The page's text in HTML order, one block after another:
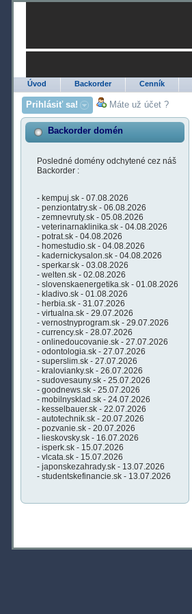
Úvod Backorder Cenník
Prihlásiť sa! Máte už účet ?
Backorder domén
Posledné domény odchytené cez náš
Backorder :
- kempuj.sk - 07.08.2026
- penziontatry.sk - 06.08.2026
- zemnevruty.sk - 05.08.2026
- veterinarnaklinika.sk - 04.08.2026
- potrat.sk - 04.08.2026
- homestudio.sk - 04.08.2026
- kadernickysalon.sk - 04.08.2026
- sperkar.sk - 03.08.2026
- welten.sk - 02.08.2026
- slovenskaenergetika.sk - 01.08.2026
- kladivo.sk - 01.08.2026
- herbia.sk - 31.07.2026
- virtualna.sk - 29.07.2026
- vernostnyprogram.sk - 29.07.2026
- currency.sk - 28.07.2026
- onlinedoucovanie.sk - 27.07.2026
- odontologia.sk - 27.07.2026
- superslim.sk - 27.07.2026
- kralovianky.sk - 26.07.2026
- sudovesauny.sk - 25.07.2026
- goodnews.sk - 25.07.2026
- mobilnysklad.sk - 24.07.2026
- kesselbauer.sk - 22.07.2026
- autotechnik.sk - 20.07.2026
- pozvanie.sk - 20.07.2026
- lieskovsky.sk - 16.07.2026
- isperk.sk - 15.07.2026
- vlcata.sk - 15.07.2026
- japonskezahrady.sk - 13.07.2026
- studentskefinancie.sk - 13.07.2026